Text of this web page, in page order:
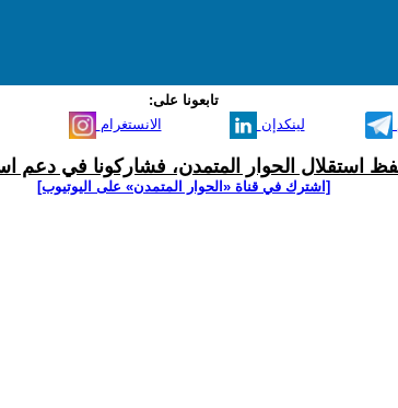
تابعونا على:
الانستغرام لينكدإن
استقلال الحوار المتمدن، فشاركونا في دعم
[اشترك في قناة ‫«الحوار المتمدن» على اليوتيوب]